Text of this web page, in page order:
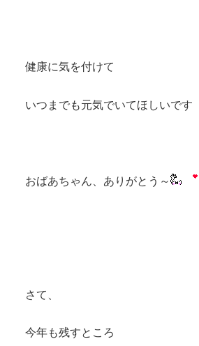
健康に気を付けて
いつまでも元気でいてほしいです
おばあちゃん、ありがとう～
さて、
今年も残すところ